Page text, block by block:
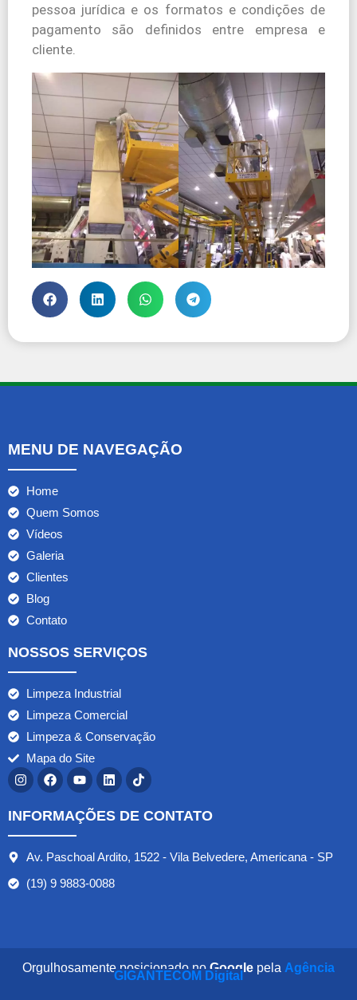
pessoa jurídica e os formatos e condições de
pagamento são definidos entre empresa e
cliente.
MENU DE NAVEGAÇÃO
Home
Quem Somos
Vídeos
Galeria
Clientes
Blog
Contato
NOSSOS SERVIÇOS
Limpeza Industrial
Limpeza Comercial
Limpeza & Conservação
Mapa do Site
INFORMAÇÕES DE CONTATO
Av. Paschoal Ardito, 1522 - Vila Belvedere, Americana - SP
(19) 9 9883-0088
Orgulhosamente posicionado noGoogle pela Agência
GIGANTECOM Digital